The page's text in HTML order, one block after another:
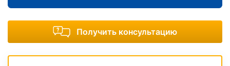
Получить консультацию